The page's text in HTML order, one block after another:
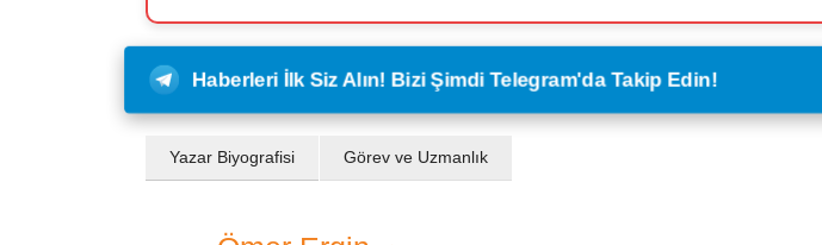
Haberleri İlk Siz Alın! Bizi Şimdi Telegram'da Takip Edin!
Yazar Biyografisi Görev ve Uzmanlık